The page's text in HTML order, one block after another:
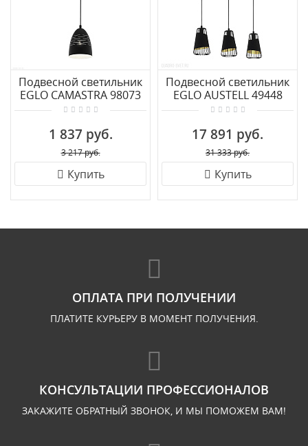
Подвесной светильник
EGLO CAMASTRA 98073
1 837 руб.
3 217 руб.
Купить
Подвесной светильник
EGLO AUSTELL 49448
17 891 руб.
31 333 руб.
Купить
ОПЛАТА ПРИ ПОЛУЧЕНИИ
ПЛАТИТЕ КУРЬЕРУ В МОМЕНТ ПОЛУЧЕНИЯ.
КОНСУЛЬТАЦИИ ПРОФЕССИОНАЛОВ
ЗАКАЖИТЕ ОБРАТНЫЙ ЗВОНОК, И МЫ ПОМОЖЕМ ВАМ!